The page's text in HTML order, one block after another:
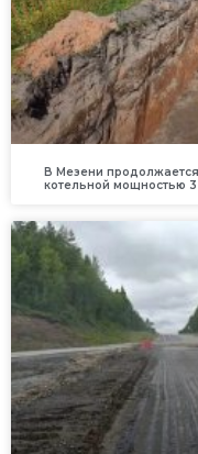
В Мезени
котельной мощностью